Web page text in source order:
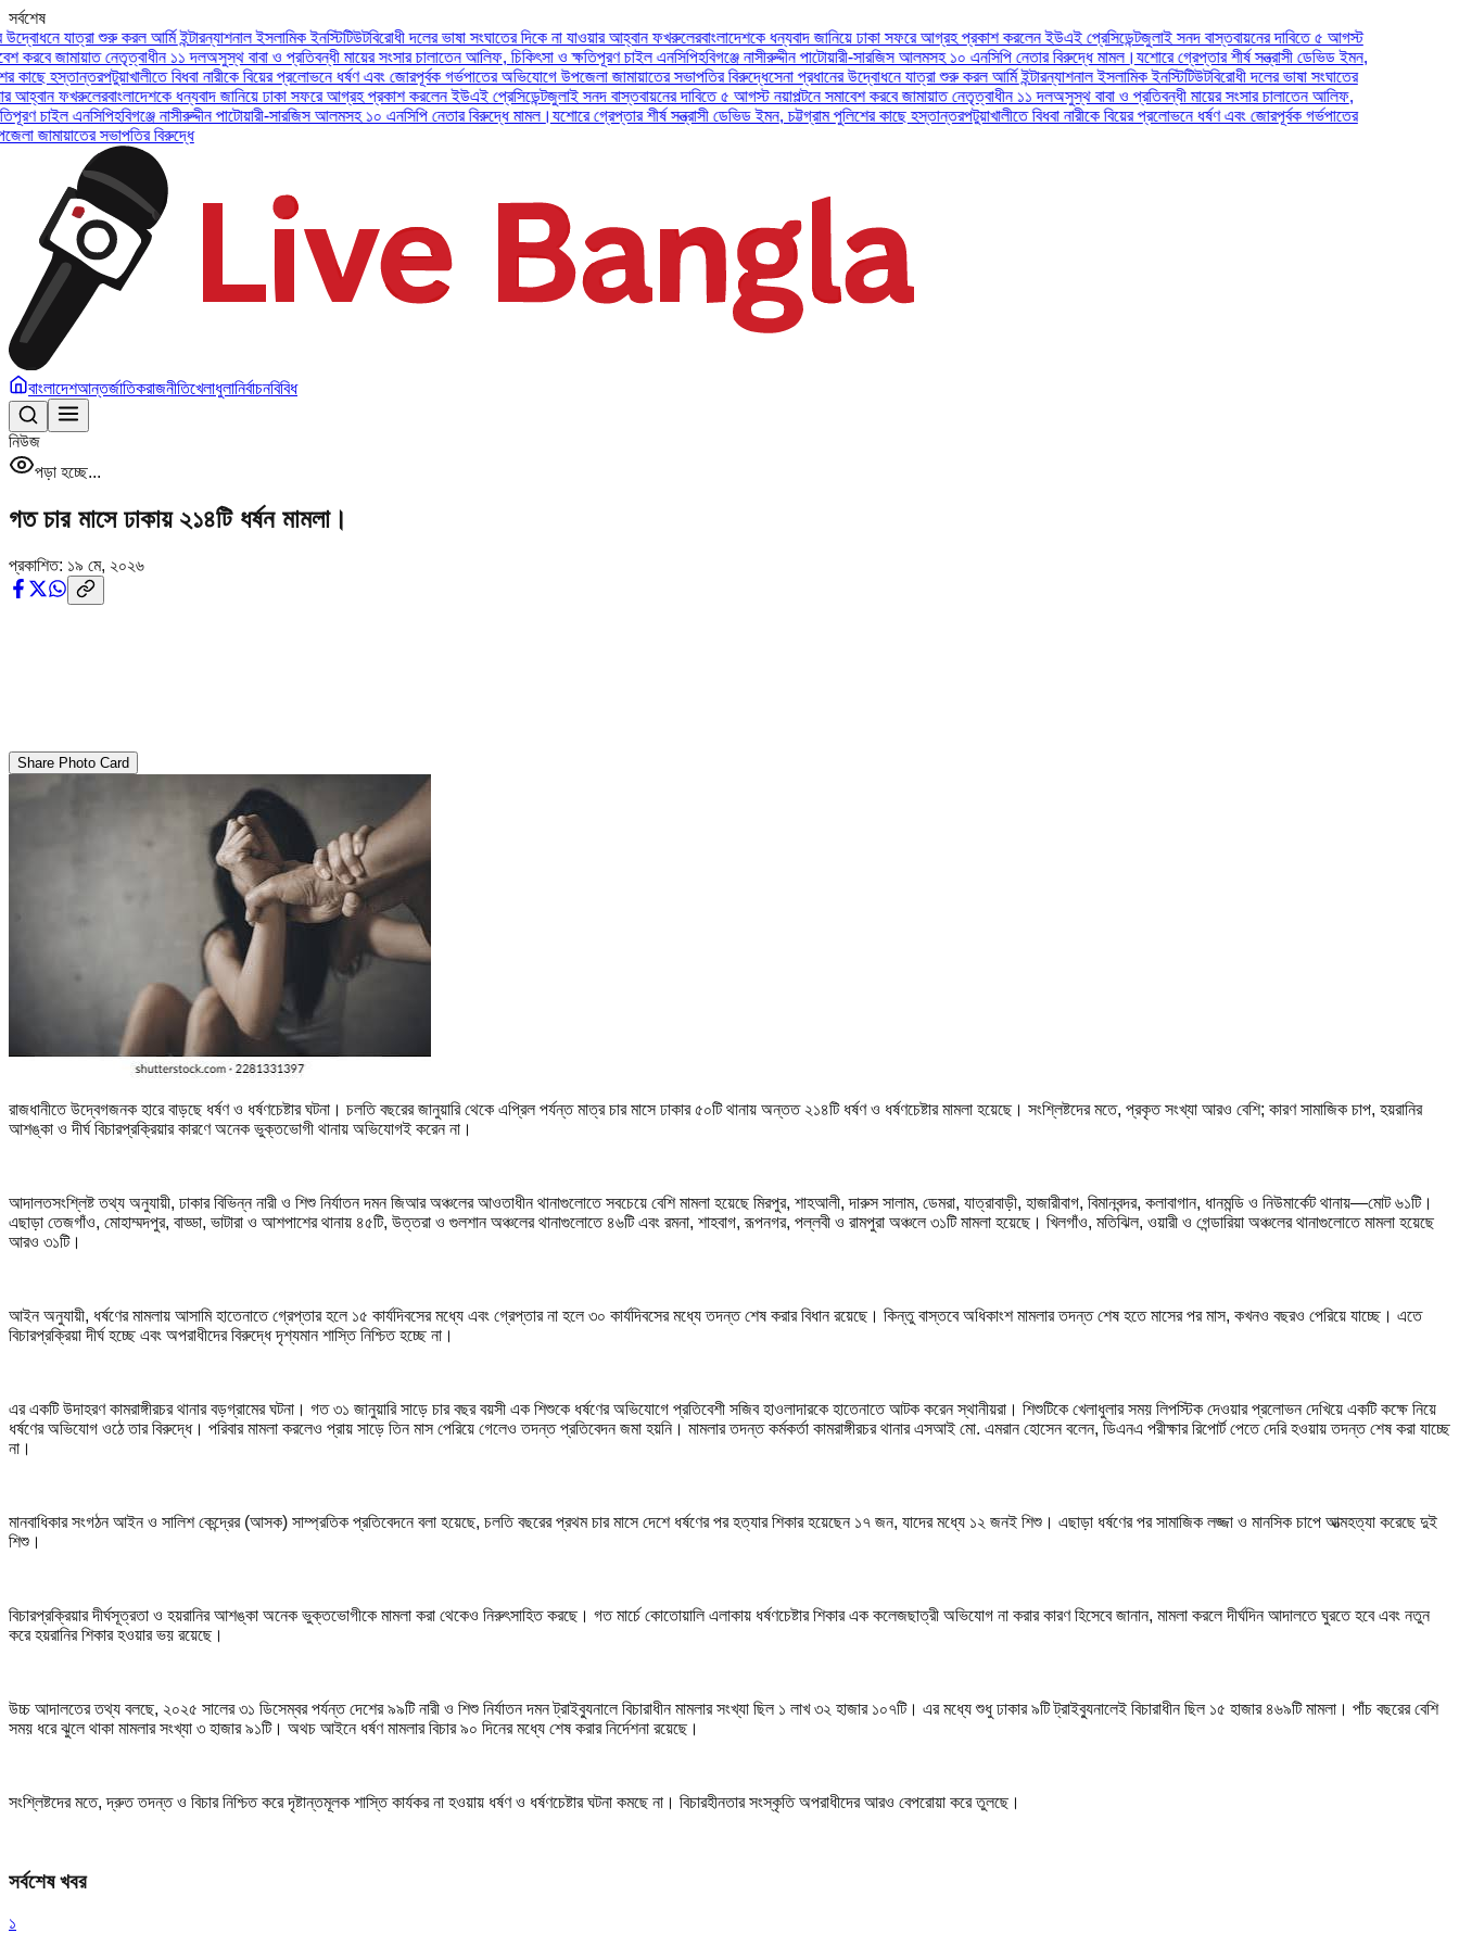
সর্বশেষ
শুরু করল আর্মি ইন্টারন্যাশনাল ইসলামিক ইনস্টিটিউটবিরোধী দলের ভাষা সংঘাতের দিকে না যাওয়ার আহ্বান ফখরুলেরবাংলাদেশকে ধন্যবাদ জানিয়ে ঢাকা সফরে আগ্রহ প্রকাশ করলেন ইউএই প্রেসিডেন্টজুলাই সনদ বাস্তবায়নের দাবিতে ৫ আগস্ট
নেতৃত্বাধীন ১১ দলঅসুস্থ বাবা ও প্রতিবন্ধী মায়ের সংসার চালাতেন আলিফ, চিকিৎসা ও ক্ষতিপূরণ চাইল এনসিপিহবিগঞ্জে নাসীরুদ্দীন পাটোয়ারী-সারজিস আলমসহ ১০ এনসিপি নেতার বিরুদ্ধে মামল।যশোরে গ্রেপ্তার শীর্ষ সন্ত্রাসী ডেভিড ইমন,
পটুয়াখালীতে বিধবা নারীকে বিয়ের প্রলোভনে ধর্ষণ এবং জোরপূর্বক গর্ভপাতের অভিযোগে উপজেলা জামায়াতের সভাপতির বিরুদ্ধেসেনা প্রধানের উদ্বোধনে যাত্রা শুরু করল আর্মি ইন্টারন্যাশনাল ইসলামিক ইনস্টিটিউটবিরোধী দলের ভাষা সংঘাতের
বাংলাদেশকে ধন্যবাদ জানিয়ে ঢাকা সফরে আগ্রহ প্রকাশ করলেন ইউএই প্রেসিডেন্টজুলাই সনদ বাস্তবায়নের দাবিতে ৫ আগস্ট নয়াপল্টনে সমাবেশ করবে জামায়াত নেতৃত্বাধীন ১১ দলঅসুস্থ বাবা ও প্রতিবন্ধী মায়ের সংসার চালাতেন আলিফ,
হবিগঞ্জে নাসীরুদ্দীন পাটোয়ারী-সারজিস আলমসহ ১০ এনসিপি নেতার বিরুদ্ধে মামল।যশোরে গ্রেপ্তার শীর্ষ সন্ত্রাসী ডেভিড ইমন, চট্টগ্রাম পুলিশের কাছে হস্তান্তরপটুয়াখালীতে বিধবা নারীকে বিয়ের প্রলোভনে ধর্ষণ এবং জোরপূর্বক গর্ভপাতের
সভাপতির বিরুদ্ধে
বাংলাদেশআন্তর্জাতিকরাজনীতিখেলাধুলানির্বাচনবিবিধ
নিউজ
পড়া হচ্ছে...
গত চার মাসে ঢাকায় ২১৪টি ধর্ষন মামলা।
প্রকাশিত: ১৯ মে, ২০২৬
Share Photo Card
রাজধানীতে উদ্বেগজনক হারে বাড়ছে ধর্ষণ ও ধর্ষণচেষ্টার ঘটনা। চলতি বছরের জানুয়ারি থেকে এপ্রিল পর্যন্ত মাত্র চার মাসে ঢাকার ৫০টি থানায় অন্তত ২১৪টি ধর্ষণ ও ধর্ষণচেষ্টার মামলা হয়েছে। সংশ্লিষ্টদের মতে, প্রকৃত সংখ্যা আরও বেশি; কারণ সামাজিক চাপ, হয়রানির
আশঙ্কা ও দীর্ঘ বিচারপ্রক্রিয়ার কারণে অনেক ভুক্তভোগী থানায় অভিযোগই করেন না।
আদালতসংশ্লিষ্ট তথ্য অনুযায়ী, ঢাকার বিভিন্ন নারী ও শিশু নির্যাতন দমন জিআর অঞ্চলের আওতাধীন থানাগুলোতে সবচেয়ে বেশি মামলা হয়েছে মিরপুর, শাহআলী, দারুস সালাম, ডেমরা, যাত্রাবাড়ী, হাজারীবাগ, বিমানবন্দর, কলাবাগান, ধানমন্ডি ও নিউমার্কেট থানায়—মোট ৬১টি।
এছাড়া তেজগাঁও, মোহাম্মদপুর, বাড্ডা, ভাটারা ও আশপাশের থানায় ৪৫টি, উত্তরা ও গুলশান অঞ্চলের থানাগুলোতে ৪৬টি এবং রমনা, শাহবাগ, রূপনগর, পল্লবী ও রামপুরা অঞ্চলে ৩১টি মামলা হয়েছে। খিলগাঁও, মতিঝিল, ওয়ারী ও গেন্ডারিয়া অঞ্চলের থানাগুলোতে মামলা হয়েছে
আরও ৩১টি।
আইন অনুযায়ী, ধর্ষণের মামলায় আসামি হাতেনাতে গ্রেপ্তার হলে ১৫ কার্যদিবসের মধ্যে এবং গ্রেপ্তার না হলে ৩০ কার্যদিবসের মধ্যে তদন্ত শেষ করার বিধান রয়েছে। কিন্তু বাস্তবে অধিকাংশ মামলার তদন্ত শেষ হতে মাসের পর মাস, কখনও বছরও পেরিয়ে যাচ্ছে। এতে
বিচারপ্রক্রিয়া দীর্ঘ হচ্ছে এবং অপরাধীদের বিরুদ্ধে দৃশ্যমান শাস্তি নিশ্চিত হচ্ছে না।
এর একটি উদাহরণ কামরাঙ্গীরচর থানার বড়গ্রামের ঘটনা। গত ৩১ জানুয়ারি সাড়ে চার বছর বয়সী এক শিশুকে ধর্ষণের অভিযোগে প্রতিবেশী সজিব হাওলাদারকে হাতেনাতে আটক করেন স্থানীয়রা। শিশুটিকে খেলাধুলার সময় লিপস্টিক দেওয়ার প্রলোভন দেখিয়ে একটি কক্ষে নিয়ে
ধর্ষণের অভিযোগ ওঠে তার বিরুদ্ধে। পরিবার মামলা করলেও প্রায় সাড়ে তিন মাস পেরিয়ে গেলেও তদন্ত প্রতিবেদন জমা হয়নি। মামলার তদন্ত কর্মকর্তা কামরাঙ্গীরচর থানার এসআই মো. এমরান হোসেন বলেন, ডিএনএ পরীক্ষার রিপোর্ট পেতে দেরি হওয়ায় তদন্ত শেষ করা যাচ্ছে
না।
মানবাধিকার সংগঠন আইন ও সালিশ কেন্দ্রের (আসক) সাম্প্রতিক প্রতিবেদনে বলা হয়েছে, চলতি বছরের প্রথম চার মাসে দেশে ধর্ষণের পর হত্যার শিকার হয়েছেন ১৭ জন, যাদের মধ্যে ১২ জনই শিশু। এছাড়া ধর্ষণের পর সামাজিক লজ্জা ও মানসিক চাপে আত্মহত্যা করেছে দুই
শিশু।
বিচারপ্রক্রিয়ার দীর্ঘসূত্রতা ও হয়রানির আশঙ্কা অনেক ভুক্তভোগীকে মামলা করা থেকেও নিরুৎসাহিত করছে। গত মার্চে কোতোয়ালি এলাকায় ধর্ষণচেষ্টার শিকার এক কলেজছাত্রী অভিযোগ না করার কারণ হিসেবে জানান, মামলা করলে দীর্ঘদিন আদালতে ঘুরতে হবে এবং নতুন
করে হয়রানির শিকার হওয়ার ভয় রয়েছে।
উচ্চ আদালতের তথ্য বলছে, ২০২৫ সালের ৩১ ডিসেম্বর পর্যন্ত দেশের ৯৯টি নারী ও শিশু নির্যাতন দমন ট্রাইব্যুনালে বিচারাধীন মামলার সংখ্যা ছিল ১ লাখ ৩২ হাজার ১০৭টি। এর মধ্যে শুধু ঢাকার ৯টি ট্রাইব্যুনালেই বিচারাধীন ছিল ১৫ হাজার ৪৬৯টি মামলা। পাঁচ বছরের বেশি
সময় ধরে ঝুলে থাকা মামলার সংখ্যা ৩ হাজার ৯১টি। অথচ আইনে ধর্ষণ মামলার বিচার ৯০ দিনের মধ্যে শেষ করার নির্দেশনা রয়েছে।
সংশ্লিষ্টদের মতে, দ্রুত তদন্ত ও বিচার নিশ্চিত করে দৃষ্টান্তমূলক শাস্তি কার্যকর না হওয়ায় ধর্ষণ ও ধর্ষণচেষ্টার ঘটনা কমছে না। বিচারহীনতার সংস্কৃতি অপরাধীদের আরও বেপরোয়া করে তুলছে।
সর্বশেষ খবর
১